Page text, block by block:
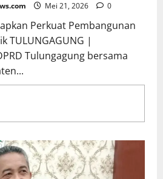
Mei 21, 2026 0
Perkuat Pembangunan
TULUNGAGUNG |
Tulungagung bersama